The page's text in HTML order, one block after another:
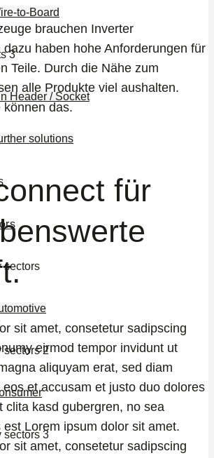
to-Board
3
Header / Socket
solutions
sectors
sectors 2
sectors 3
brauchen Inverter
haben hohe Anforderungen für
Teile. Durch die Nähe zum
alle Produkte viel aushalten.
können das.
für
sit amet, consetetur sadipscing
eirmod tempor invidunt ut
aliquyam erat, sed diam
et accusam et justo duo dolores
clita kasd gubergren, no sea
Lorem ipsum dolor sit amet.
sit amet, consetetur sadipscing